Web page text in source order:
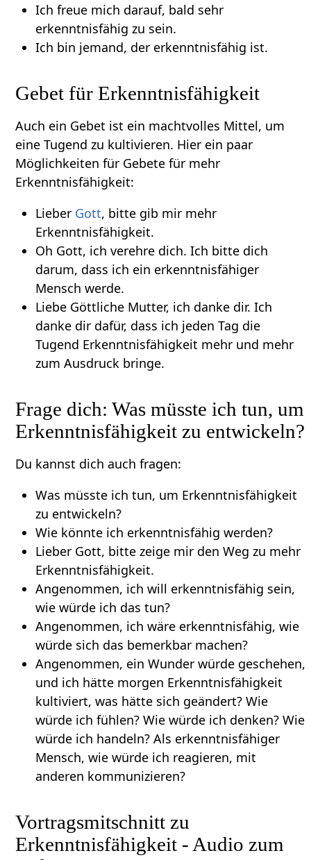
Ich freue mich darauf, bald sehr
erkenntnisfähig zu sein.
Ich bin jemand, der erkenntnisfähig ist.
Gebet für Erkenntnisfähigkeit
Auch ein Gebet ist ein machtvolles Mittel, um
eine Tugend zu kultivieren. Hier ein paar
Möglichkeiten für Gebete für mehr
Erkenntnisfähigkeit:
Lieber Gott, bitte gib mir mehr
Erkenntnisfähigkeit.
Oh Gott, ich verehre dich. Ich bitte dich
darum, dass ich ein erkenntnisfähiger
Mensch werde.
Liebe Göttliche Mutter, ich danke dir. Ich
danke dir dafür, dass ich jeden Tag die
Tugend Erkenntnisfähigkeit mehr und mehr
zum Ausdruck bringe.
Frage dich: Was müsste ich tun, um
Erkenntnisfähigkeit zu entwickeln?
Du kannst dich auch fragen:
Was müsste ich tun, um Erkenntnisfähigkeit
zu entwickeln?
Wie könnte ich erkenntnisfähig werden?
Lieber Gott, bitte zeige mir den Weg zu mehr
Erkenntnisfähigkeit.
Angenommen, ich will erkenntnisfähig sein,
wie würde ich das tun?
Angenommen, ich wäre erkenntnisfähig, wie
würde sich das bemerkbar machen?
Angenommen, ein Wunder würde geschehen,
und ich hätte morgen Erkenntnisfähigkeit
kultiviert, was hätte sich geändert? Wie
würde ich fühlen? Wie würde ich denken? Wie
würde ich handeln? Als erkenntnisfähiger
Mensch, wie würde ich reagieren, mit
anderen kommunizieren?
Vortragsmitschnitt zu
Erkenntnisfähigkeit - Audio zum